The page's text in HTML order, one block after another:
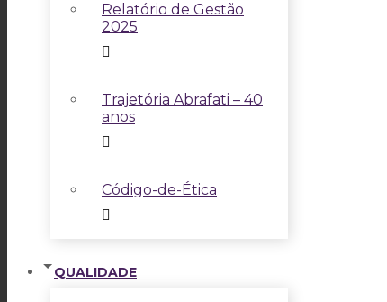
Relatório de Gestão
2025
Trajetória Abrafati – 40
anos
Código-de-Ética
QUALIDADE